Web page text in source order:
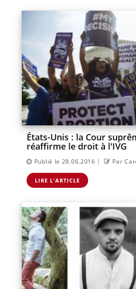
États-Unis : la Cour
réaffirme le droit à l'IVG
Publié le 28.06.2016 | Par
LIRE L'ARTICLE